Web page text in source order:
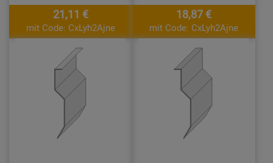
21,11 €
mit Code: CxLyh2Ajne
18,87 €
mit Code: CxLyh2Ajne